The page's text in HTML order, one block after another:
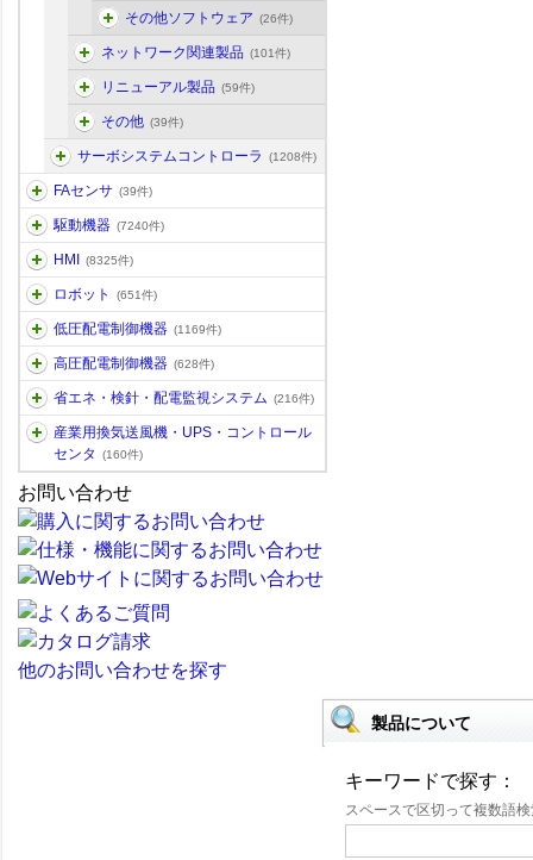
その他ソフトウェア (26件)
ネットワーク関連製品 (101件)
リニューアル製品 (59件)
その他 (39件)
サーボシステムコントローラ (1208件)
FAセンサ (39件)
駆動機器 (7240件)
HMI (8325件)
ロボット (651件)
低圧配電制御機器 (1169件)
高圧配電制御機器 (628件)
省エネ・検針・配電監視システム (216件)
産業用換気送風機・UPS・コントロール
センタ
(160件)
お問い合わせ
他のお問い合わせを探す
製品について
キーワードで探す：
スペースで区切って複数語